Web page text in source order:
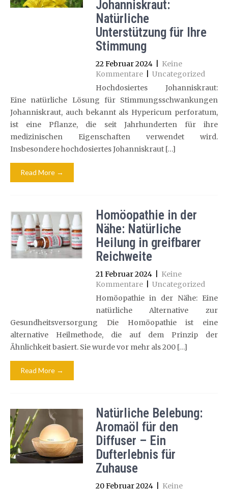
Johanniskraut:
Natürliche
Unterstützung für Ihre
Stimmung
22 Februar 2024
Keine
Kommentare
Uncategorized
Hochdosiertes Johanniskraut:
Eine natürliche Lösung für Stimmungsschwankungen
Johanniskraut, auch bekannt als Hypericum perforatum,
ist eine Pflanze, die seit Jahrhunderten für ihre
medizinischen Eigenschaften verwendet wird.
Insbesondere hochdosiertes Johanniskraut […]
Read More →
Homöopathie in der
Nähe: Natürliche
Heilung in greifbarer
Reichweite
21 Februar 2024
Keine
Kommentare
Uncategorized
Homöopathie in der Nähe: Eine
natürliche Alternative zur
Gesundheitsversorgung Die Homöopathie ist eine
alternative Heilmethode, die auf dem Prinzip der
Ähnlichkeit basiert. Sie wurde vor mehr als 200 […]
Read More →
Natürliche Belebung:
Aromaöl für den
Diffuser – Ein
Dufterlebnis für
Zuhause
20 Februar 2024
Keine